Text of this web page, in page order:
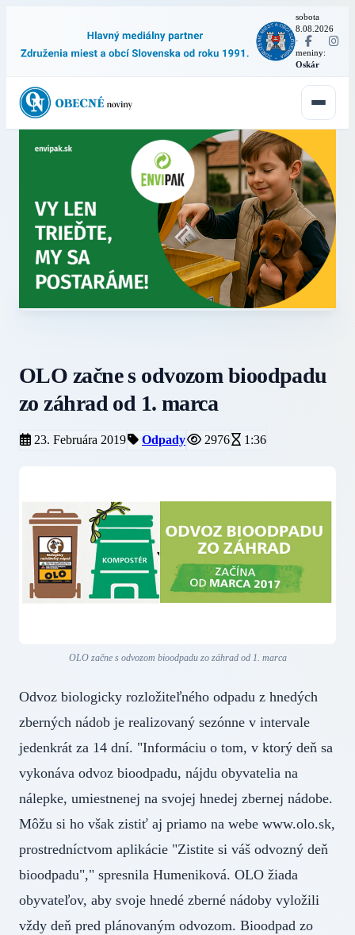
sobota
8.08.2026
·
meniny:
Oskár
OLO začne s odvozom bioodpadu
zo záhrad od 1. marca
23. Februára 2019 Odpady 2976 1:36
OLO začne s odvozom bioodpadu zo záhrad od 1. marca
Odvoz biologicky rozložiteľného odpadu z hnedých
zberných nádob je realizovaný sezónne v intervale
jedenkrát za 14 dní. "Informáciu o tom, v ktorý deň sa
vykonáva odvoz bioodpadu, nájdu obyvatelia na
nálepke, umiestnenej na svojej hnedej zbernej nádobe.
Môžu si ho však zistiť aj priamo na webe www.olo.sk,
prostredníctvom aplikácie "Zistite si váš odvozný deň
bioodpadu"," spresnila Humeniková. OLO žiada
obyvateľov, aby svoje hnedé zberné nádoby vyložili
vždy deň pred plánovaným odvozom. Bioodpad zo